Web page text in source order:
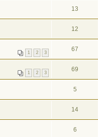
13
12
1 2 3 67
1 2 3 69
5
14
6